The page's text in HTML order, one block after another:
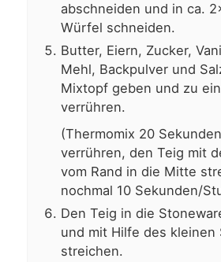
abschneiden und in ca.
Würfel schneiden.
Butter, Eiern, Zucker,
Mehl, Backpulver und
Mixtopf geben und zu
verrühren.
(Thermomix 20
verrühren, den Teig mit
vom Rand in die Mitte
nochmal 10 Sekunden/
Den Teig in die
und mit Hilfe des kleinen
streichen.